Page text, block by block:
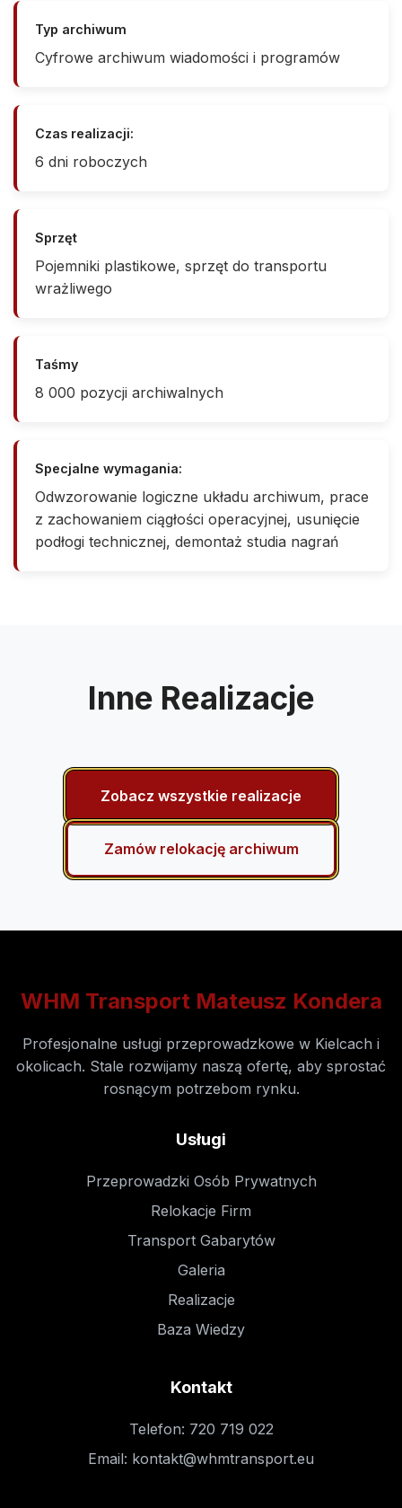
Typ archiwum
Cyfrowe archiwum wiadomości i programów
Czas realizacji:
6 dni roboczych
Sprzęt
Pojemniki plastikowe, sprzęt do transportu
wrażliwego
Taśmy
8 000 pozycji archiwalnych
Specjalne wymagania:
Odwzorowanie logiczne układu archiwum, prace
z zachowaniem ciągłości operacyjnej, usunięcie
podłogi technicznej, demontaż studia nagrań
Inne Realizacje
Zobacz wszystkie realizacje
Zamów relokację archiwum
WHM Transport Mateusz Kondera
Profesjonalne usługi przeprowadzkowe w Kielcach i
okolicach. Stale rozwijamy naszą ofertę, aby sprostać
rosnącym potrzebom rynku.
Usługi
Przeprowadzki Osób Prywatnych
Relokacje Firm
Transport Gabarytów
Galeria
Realizacje
Baza Wiedzy
Kontakt
Telefon: 720 719 022
Email: kontakt@whmtransport.eu